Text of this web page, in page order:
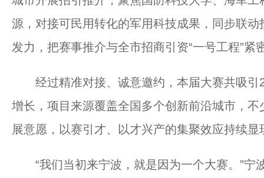
源，对接可民用转化的军用科技成果，同步联动
发力，把赛事推介与全市招商引资“一号工程”紧
经过精准对接、诚意邀约，本届大赛共吸引
增长，项目来源覆盖全国多个创新前沿城市，
展意愿，以赛引才、以才兴产的集聚效应持续显
“我们当初来宁波，就是因为一个大赛。”宁